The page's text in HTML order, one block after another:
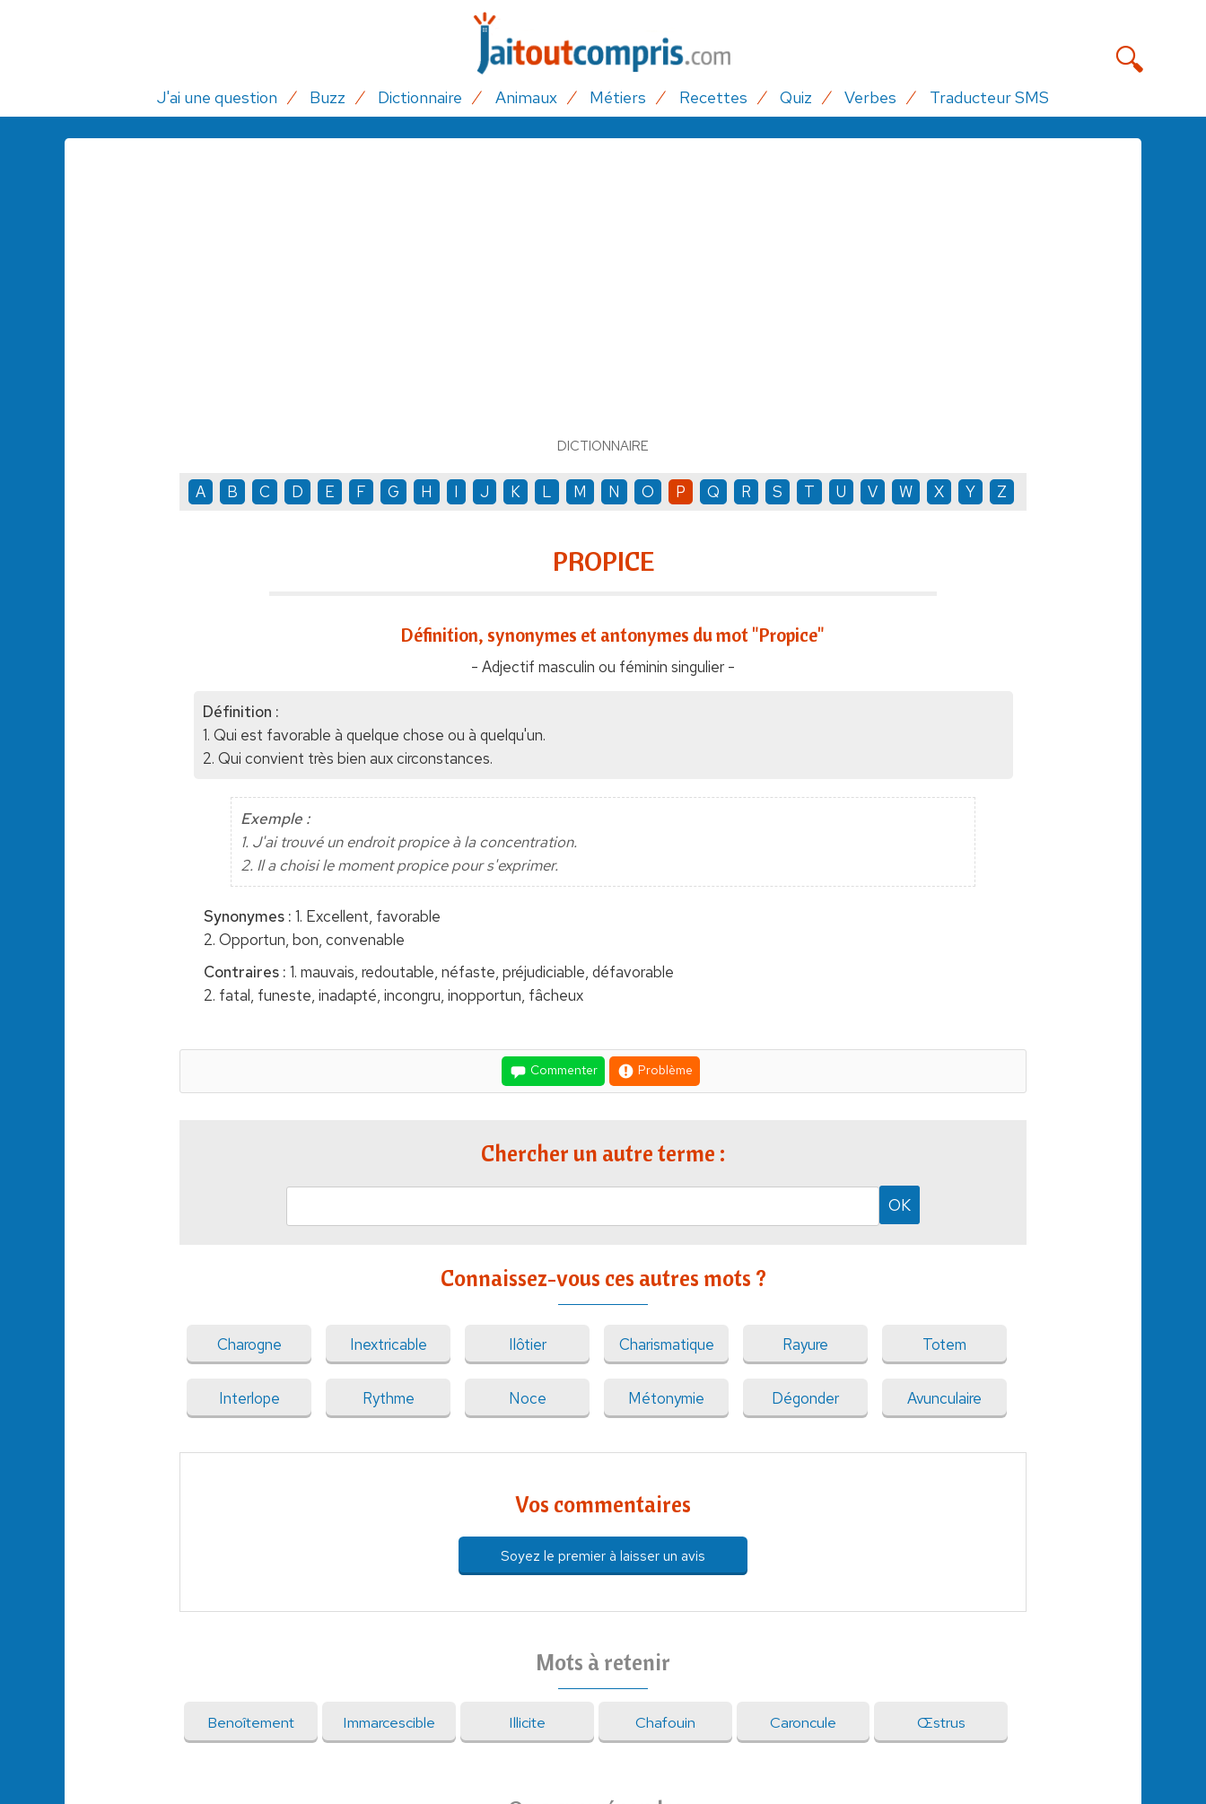
J'ai une question Buzz Dictionnaire Animaux Métiers Recettes Quiz Verbes Traducteur SMS
DICTIONNAIRE
A B C D E F G H I J K L M N O P Q R S T U V W X Y Z
PROPICE
Définition, synonymes et antonymes du mot "Propice"
- Adjectif masculin ou féminin singulier -
Définition :
1. Qui est favorable à quelque chose ou à quelqu'un.
2. Qui convient très bien aux circonstances.
Exemple :
1. J'ai trouvé un endroit propice à la concentration.
2. Il a choisi le moment propice pour s'exprimer.
Synonymes : 1. Excellent, favorable
2. Opportun, bon, convenable
Contraires : 1. mauvais, redoutable, néfaste, préjudiciable, défavorable
2. fatal, funeste, inadapté, incongru, inopportun, fâcheux
Commenter Problème
Chercher un autre terme :
Connaissez-vous ces autres mots ?
Charogne Inextricable Ilôtier Charismatique Rayure Totem
Interlope Rythme Noce Métonymie Dégonder Avunculaire
Vos commentaires
Soyez le premier à laisser un avis
Mots à retenir
Benoîtement Immarcescible Illicite Chafouin Caroncule Œstrus